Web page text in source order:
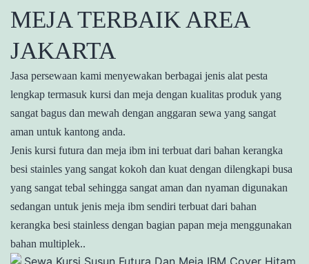
MEJA TERBAIK AREA
JAKARTA
Jasa persewaan kami menyewakan berbagai jenis alat pesta
lengkap termasuk kursi dan meja dengan kualitas produk yang
sangat bagus dan mewah dengan anggaran sewa yang sangat
aman untuk kantong anda.
Jenis kursi futura dan meja ibm ini terbuat dari bahan kerangka
besi stainles yang sangat kokoh dan kuat dengan dilengkapi busa
yang sangat tebal sehingga sangat aman dan nyaman digunakan
sedangan untuk jenis meja ibm sendiri terbuat dari bahan
kerangka besi stainless dengan bagian papan meja menggunakan
bahan multiplek..